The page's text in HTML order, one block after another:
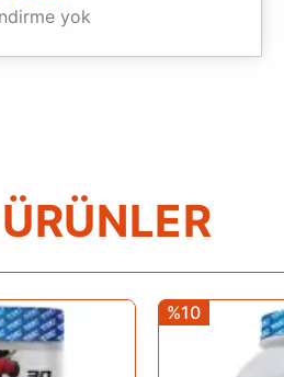
yok
%10